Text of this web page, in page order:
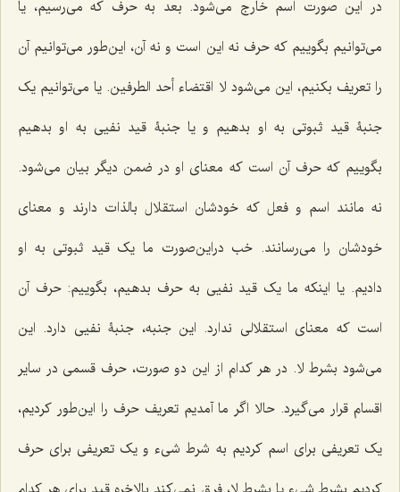
در این صورت اسم خارج می‌شود. بعد به حرف که می‌رسیم، یا
می‌توانیم بگوییم که حرف نه این است و نه آن، این‌طور می‌توانیم آن
را تعریف بکنیم، این می‌شود لا اقتضاء أحد الطرفین. یا می‌توانیم یک
جنبۀ قید ثبوتی به او بدهیم و یا جنبۀ قید نفیی به او بدهیم
بگوییم که حرف آن است که معنای او در ضمن دیگر بیان می‌شود.
نه مانند اسم و فعل که خودشان استقلال بالذات دارند و معنای
خودشان را می‌رسانند. خب دراین‌صورت ما یک قید ثبوتی به او
دادیم. یا اینکه ما یک قید نفیی به حرف بدهیم، بگوییم: حرف آن
است که معنای استقلالی ندارد. این جنبه، جنبۀ نفیی دارد. این
می‌شود بشرط لا. در هر کدام از این دو صورت، حرف قسمی در سایر
اقسام قرار می‌گیرد. حالا اگر ما آمدیم تعریف حرف را این‌طور کردیم،
یک تعریفی برای اسم کردیم به شرط شیء و یک تعریفی برای حرف